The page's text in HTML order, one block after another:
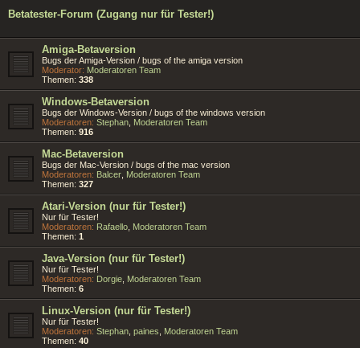
Betatester-Forum (Zugang nur für Tester!)
Amiga-Betaversion
Bugs der Amiga-Version / bugs of the amiga version
Moderator: Moderatoren Team
Themen: 338
Windows-Betaversion
Bugs der Windows-Version / bugs of the windows version
Moderatoren: Stephan Moderatoren Team
Themen: 916
Mac-Betaversion
Bugs der Mac-Version / bugs of the mac version
Moderatoren: Balcer Moderatoren Team
Themen: 327
Atari-Version (nur für Tester!)
Nur für Tester!
Moderatoren: Rafaello Moderatoren Team
Themen: 1
Java-Version (nur für Tester!)
Nur für Tester!
Moderatoren: Dorgie Moderatoren Team
Themen: 6
Linux-Version (nur für Tester!)
Nur für Tester!
Moderatoren: Stephan paines
Moderatoren Team
Themen: 40